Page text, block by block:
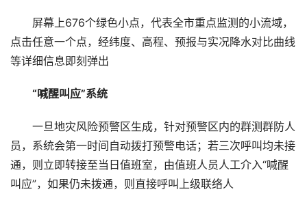
屏幕上676个绿色小点，代表全市重点监测的小流域，
点击任意一个点，经纬度、高程、预报与实况降水对比曲线
等详细信息即刻弹出
“喊醒叫应”系统
一旦地灾风险预警区生成，针对预警区内的群测群防人
员，系统会第一时间自动拨打预警电话；若三次呼叫均未接
通，则立即转接至当日值班室，由值班人员人工介入“喊醒
叫应”，如果仍未拨通，则直接呼叫上级联络人